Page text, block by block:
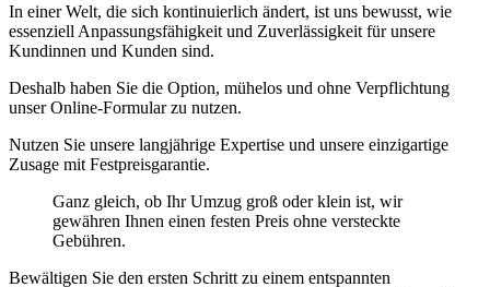
In einer Welt, die sich kontinuierlich ändert, ist uns bewusst, wie
essenziell Anpassungsfähigkeit und Zuverlässigkeit für unsere
Kundinnen und Kunden sind.
Deshalb haben Sie die Option, mühelos und ohne Verpflichtung
unser Online-Formular zu nutzen.
Nutzen Sie unsere langjährige Expertise und unsere einzigartige
Zusage mit Festpreisgarantie.
Ganz gleich, ob Ihr Umzug groß oder klein ist, wir
gewähren Ihnen einen festen Preis ohne versteckte
Gebühren.
Bewältigen Sie den ersten Schritt zu einem entspannten